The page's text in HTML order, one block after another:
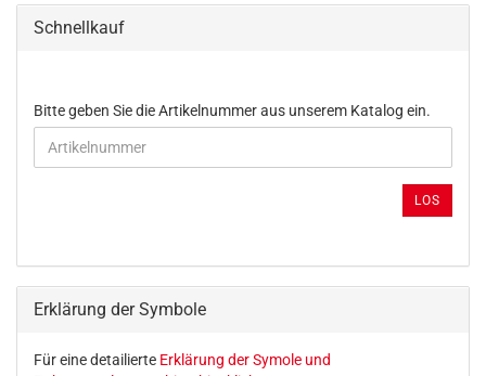
Schnellkauf
BITTE
GEBEN
SIE
EIN.
Bitte geben Sie die Artikelnummer aus unserem Katalog ein.
LOS
Erklärung der Symbole
Für eine detailierte Erklärung der Symole und